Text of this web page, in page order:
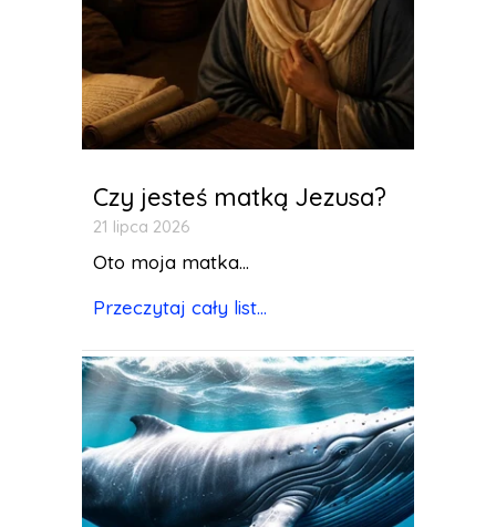
Czy jesteś matką Jezusa?
21 lipca 2026
Oto moja matka...
Przeczytaj cały list...